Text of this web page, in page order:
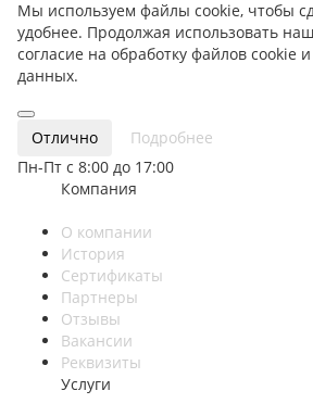
Мы используем файлы cookie, чтобы
удобнее. Продолжая использовать
согласие на обработку файлов cookie
данных.
Отлично
Подробнее
Пн-Пт с 8:00 до 17:00
Компания
О компании
История
Сертификаты
Партнеры
Отзывы
Вакансии
Реквизиты
Услуги